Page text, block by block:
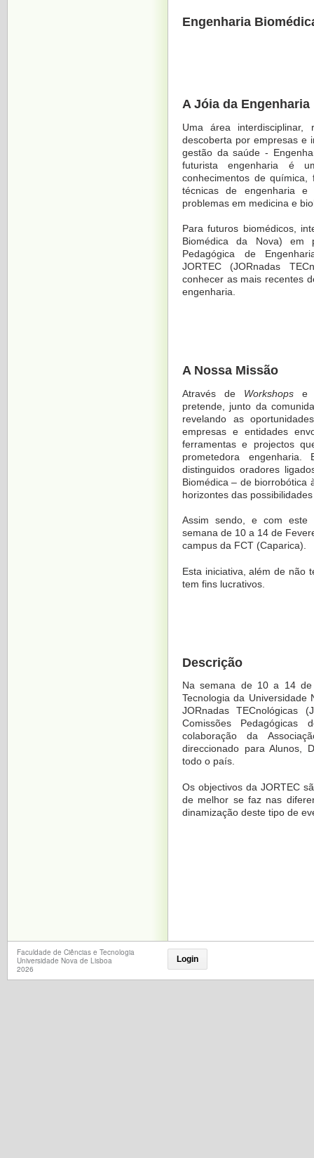
Engenharia
A Jóia da Engenharia
Uma área
descoberta por empresas e
gestão da saúde -
futurista engenharia é
conhecimentos de
técnicas de engenharia e
problemas em medicina e
Para futuros biomédicos,
Biomédica da Nova) em
Pedagógica de
JORTEC (JORnadas
conhecer as mais recentes
engenharia.
A Nossa Missão
Através de Workshops e
pretende, junto da
revelando as
empresas e entidades
ferramentas e projectos
prometedora
distinguidos oradores
Biomédica – de biorrobótica
horizontes das
Assim sendo, e com este
semana de 10 a 14 de
campus da FCT (Caparica).
Esta iniciativa, além de não
tem fins lucrativos.
Descrição
Na semana de 10 a 14
Tecnologia da Universidade
JORnadas TECnológicas
Comissões
colaboração da
direccionado para Alunos,
todo o país.
Os objectivos da JORTEC
de melhor se faz nas
dinamização deste tipo de
Faculdade de Ciências e Tecnologia
Universidade Nova de Lisboa
2026
Login